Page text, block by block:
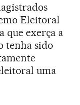
Eleitoral
que exerça a
tenha sido
uma